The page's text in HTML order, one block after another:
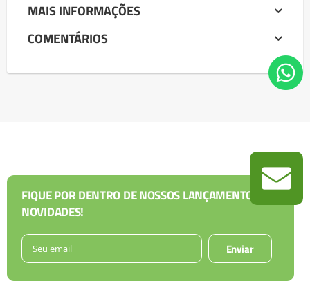
MAIS INFORMAÇÕES
COMENTÁRIOS
FIQUE POR DENTRO DE NOSSOS LANÇAMENTOS E
NOVIDADES!
Enviar